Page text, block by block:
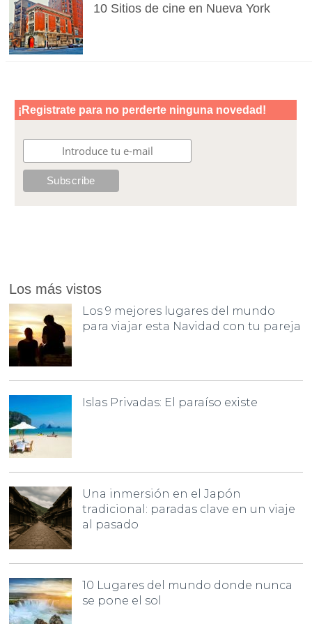
10 Sitios de cine en Nueva York
Los más vistos
Los 9 mejores lugares del mundo
para viajar esta Navidad con tu pareja
Islas Privadas: El paraíso existe
Una inmersión en el Japón
tradicional: paradas clave en un viaje
al pasado
10 Lugares del mundo donde nunca
se pone el sol